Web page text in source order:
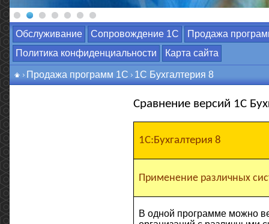
Обслуживание Сопровождение 1С
Продажа
Политика конфиденциальности
Карта сайта
Продажа программ 1С 1С Бухгалтерия 8
Сравнение версий 1С
1С:Бухгалтерия 8
Применение различных
В одной программе можно